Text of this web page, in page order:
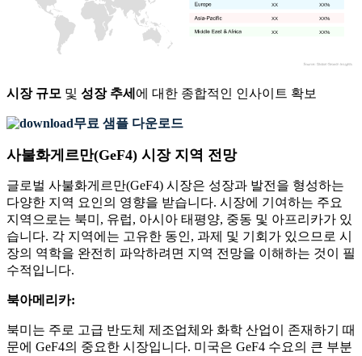
XX%
XX
XX%
XX
XX%
XX
시장 규모 및 성장 추세 에 대한 종합적인 인사이트 확보
무료 샘플 다운로드
사불화게르만(GeF4) 시장 지역 전망
글로벌 사불화게르만(GeF4) 시장은 성장과 발전을 형성하는
다양한 지역 요인의 영향을 받습니다. 시장에 기여하는 주요
지역으로는 북미, 유럽, 아시아 태평양, 중동 및 아프리카가 있
습니다. 각 지역에는 고유한 동인, 과제 및 기회가 있으므로 시
장의 역학을 완전히 파악하려면 지역 전망을 이해하는 것이 필
수적입니다.
북아메리카:
북미는 주로 고급 반도체 제조업체와 화학 산업이 존재하기 때
문에 GeF4의 중요한 시장입니다. 미국은 GeF4 수요의 큰 부분